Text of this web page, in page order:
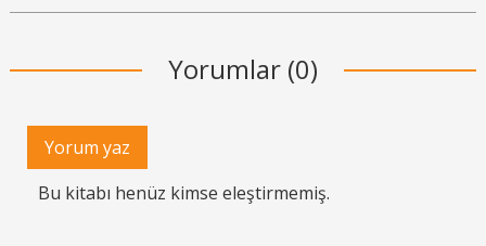
Yorumlar (0)
Yorum yaz
Bu kitabı henüz kimse eleştirmemiş.